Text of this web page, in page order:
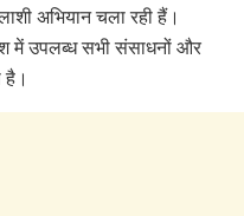
अभियान चला रही हैं।
में उपलब्ध सभी संसाधनों और
है।